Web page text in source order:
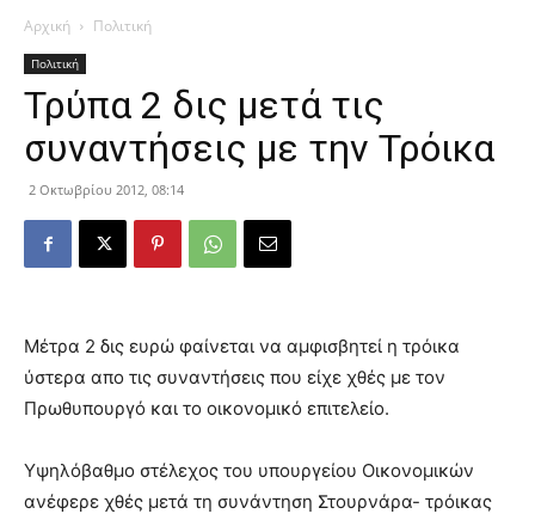
Αρχική Πολιτική
Πολιτική
Τρύπα 2 δις μετά τις
συναντήσεις με την Τρόικα
2 Οκτωβρίου 2012, 08:14
Μέτρα 2 δις ευρώ φαίνεται να αμφισβητεί η τρόικα
ύστερα απο τις συναντήσεις που είχε χθές με τον
Πρωθυπουργό και το οικονομικό επιτελείο.
Υψηλόβαθμο στέλεχος του υπουργείου Οικονομικών
ανέφερε χθές μετά τη συνάντηση Στουρνάρα- τρόικας